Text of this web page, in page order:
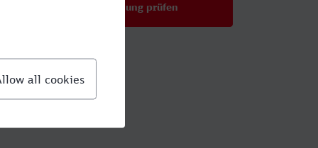
Verbindung prüfen